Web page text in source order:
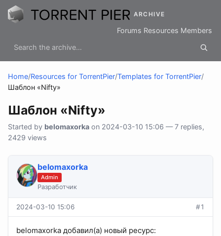
ARCHIVE
Forums Resources Members
Home/Resources for TorrentPier/Templates for TorrentPier/
Шаблон «Nifty»
Шаблон «Nifty»
Started by belomaxorka on 2024-03-10 15:06 — 7 replies,
2429 views
belomaxorka
Admin
Разработчик
2024-03-10 15:06 #1
belomaxorka добавил(а) новый ресурс: